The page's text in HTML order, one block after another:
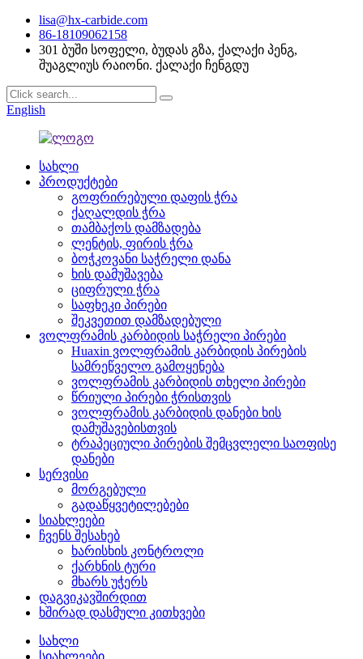
lisa@hx-carbide.com
86-18109062158
301 ბუში სოფელი, ბუდას გზა, ქალაქი პენგ,
შუაგლიუს რაიონი. ქალაქი ჩენგდუ
English
სახლი
პროდუქტები
გოფრირებული დაფის ჭრა
ქაღალდის ჭრა
თამბაქოს დამზადება
ლენტის, ფირის ჭრა
ბოჭკოვანი საჭრელი დანა
ხის დამუშავება
ციფრული ჭრა
საფხეკი პირები
შეკვეთით დამზადებული
ვოლფრამის კარბიდის საჭრელი პირები
Huaxin ვოლფრამის კარბიდის პირების
სამრეწველო გამოყენება
ვოლფრამის კარბიდის თხელი პირები
წრიული პირები ჭრისთვის
ვოლფრამის კარბიდის დანები ხის
დამუშავებისთვის
ტრაპეციული პირების შემცვლელი საოფისე
დანები
სერვისი
მორგებული
გადაწყვეტილებები
სიახლეები
ჩვენს შესახებ
ხარისხის კონტროლი
ქარხნის ტური
მხარს უჭერს
დაგვიკავშირდით
ხშირად დასმული კითხვები
სახლი
სიახლეები